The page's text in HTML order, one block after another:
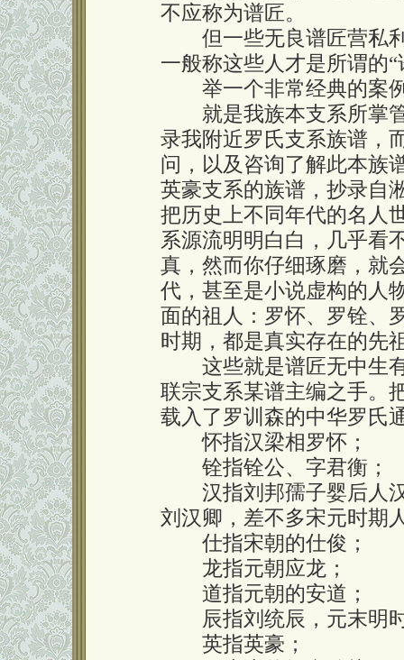
不应称为谱匠。
但一些无良谱匠营私利
一般称这些人才是所谓的“
举一个非常经典的案
就是我族本支系所掌管
录我附近罗氏支系族谱，
问，以及咨询了解此本族
英豪支系的族谱，抄录自
把历史上不同年代的名人
系源流明明白白，几乎看
真，然而你仔细琢磨，就
代，甚至是小说虚构的人
面的祖人：罗怀、罗铨、
时期，都是真实存在的先
这些就是谱匠无中生有
联宗支系某谱主编之手。
载入了罗训森的中华罗氏
怀指汉梁相罗怀；
铨指铨公、字君衡；
汉指刘邦孺子婴后人汉
刘汉卿，差不多宋元时期
仕指宋朝的仕俊；
龙指元朝应龙；
道指元朝的安道；
辰指刘统辰，元末明
英指英豪；